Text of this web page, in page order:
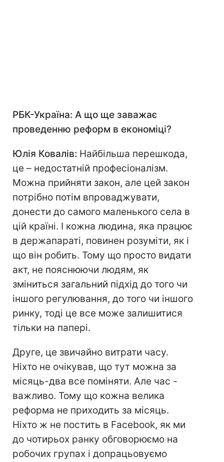
РБК-Україна: А що ще заважає
проведенню реформ в економіці?
Юлія Ковалів: Найбільша перешкода,
це – недостатній професіоналізм.
Можна прийняти закон, але цей закон
потрібно потім впроваджувати,
донести до самого маленького села в
цій країні. І кожна людина, яка працює
в держапараті, повинен розуміти, як і
що він робить. Тому що просто видати
акт, не пояснюючи людям, як
зміниться загальний підхід до того чи
іншого регулювання, до того чи іншого
ринку, тоді це все може залишитися
тільки на папері.
Друге, це звичайно витрати часу.
Ніхто не очікував, що тут можна за
місяць-два все поміняти. Але час -
важливо. Тому що кожна велика
реформа не приходить за місяць.
Ніхто ж не постить в Facebook, як ми
до чотирьох ранку обговорюємо на
робочих групах і допрацьовуємо